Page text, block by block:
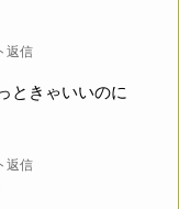
返信
ときゃいいのに
返信